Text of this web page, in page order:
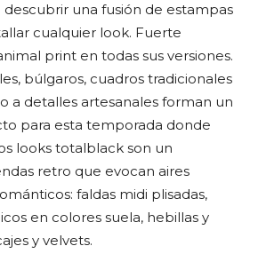
descubrir una fusión de estampas
cualquier look. Fuerte
print en todas sus versiones.
búlgaros, cuadros tradicionales
a detalles artesanales forman un
para esta temporada donde
looks totalblack son un
retro que evocan aires
faldas midi plisadas,
en colores suela, hebillas y
y velvets.